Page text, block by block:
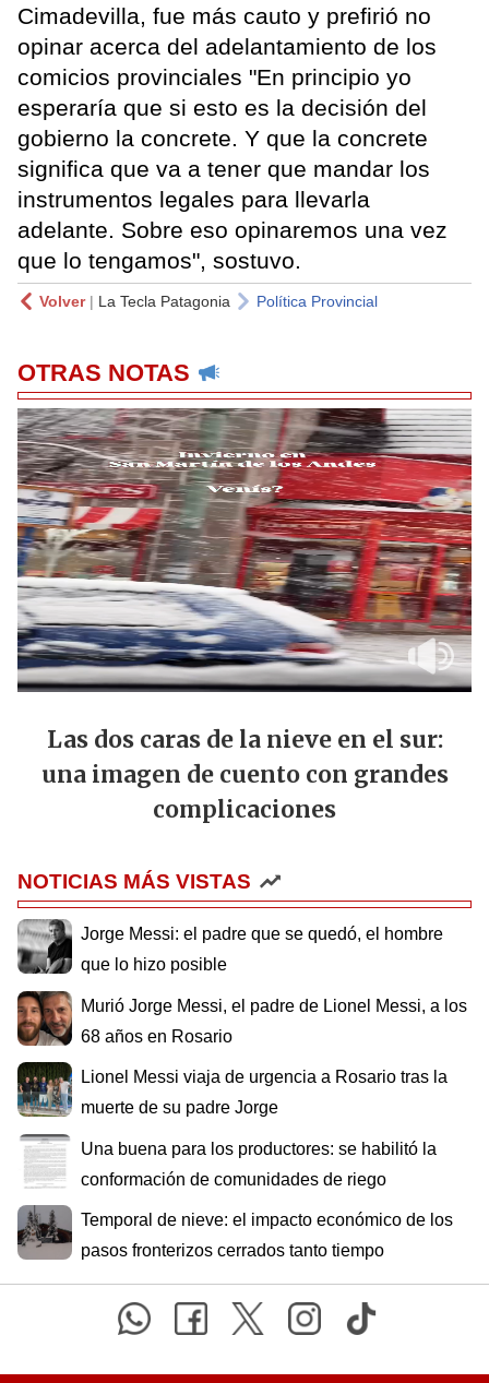
Cimadevilla, fue más cauto y prefirió no
opinar acerca del adelantamiento de los
comicios provinciales "En principio yo
esperaría que si esto es la decisión del
gobierno la concrete. Y que la concrete
significa que va a tener que mandar los
instrumentos legales para llevarla
adelante. Sobre eso opinaremos una vez
que lo tengamos", sostuvo.
Volver| La Tecla Patagonia Política Provincial
OTRAS NOTAS
Las dos caras de la nieve en el sur:
una imagen de cuento con grandes
complicaciones
NOTICIAS MÁS VISTAS
Jorge Messi: el padre que se quedó, el hombre
que lo hizo posible
Murió Jorge Messi, el padre de Lionel Messi, a los
68 años en Rosario
Lionel Messi viaja de urgencia a Rosario tras la
muerte de su padre Jorge
Una buena para los productores: se habilitó la
conformación de comunidades de riego
Temporal de nieve: el impacto económico de los
pasos fronterizos cerrados tanto tiempo